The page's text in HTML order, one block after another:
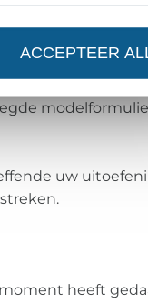
uw
heeft
ACCEPTEER